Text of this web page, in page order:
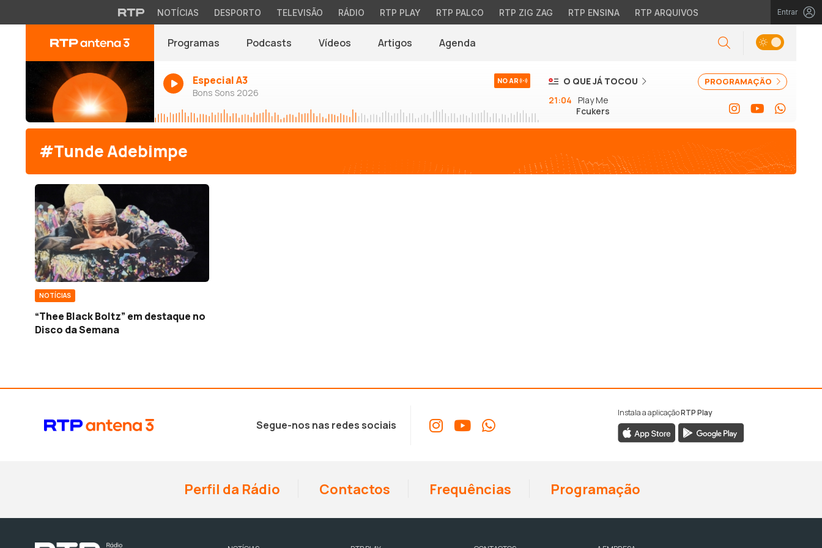
NOTÍCIAS DESPORTO TELEVISÃO RÁDIO RTP PLAY RTP PALCO RTP ZIG ZAG RTP ENSINA RTP ARQUIVOS Entrar
Programas Podcasts Vídeos Artigos Agenda
Especial A3
Bons Sons 2026
NO AR PROGRAMAÇÃO
O QUE JÁ TOCOU
21:04 Play Me
Fcukers
#Tunde Adebimpe
NOTÍCIAS
“Thee Black Boltz” em destaque no
Disco da Semana
Segue-nos nas redes sociais
Instala a aplicaçãoRTP Play
Perfil da Rádio Contactos Frequências Programação